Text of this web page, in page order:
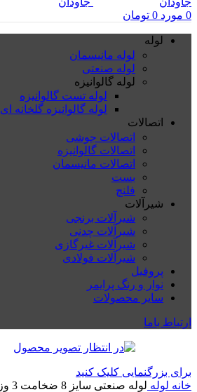
0 مورد 0 تومان
لوله
لوله مانیسمان
لوله صنعتی
لوله گالوانیزه
لوله تست گالوانیزه
لوله گالوانیزه گلخانه ای
اتصالات
اتصالات جوشی
اتصالات گالوانیزه
اتصالات مانیسمان
بست
فلنچ
شیرآلات
شیرآلات برنجی
شیرآلات چدنی
شیرآلات غیرگازی
شیرآلات فولادی
پروفیل
نوار و رنگ پرایمر
سایر محصولات
ارتباط باما
برای بزرگنمایی کلیک کنید
خانه لوله لوله صنعتی سایز 8 ضخامت 3 وزن 39